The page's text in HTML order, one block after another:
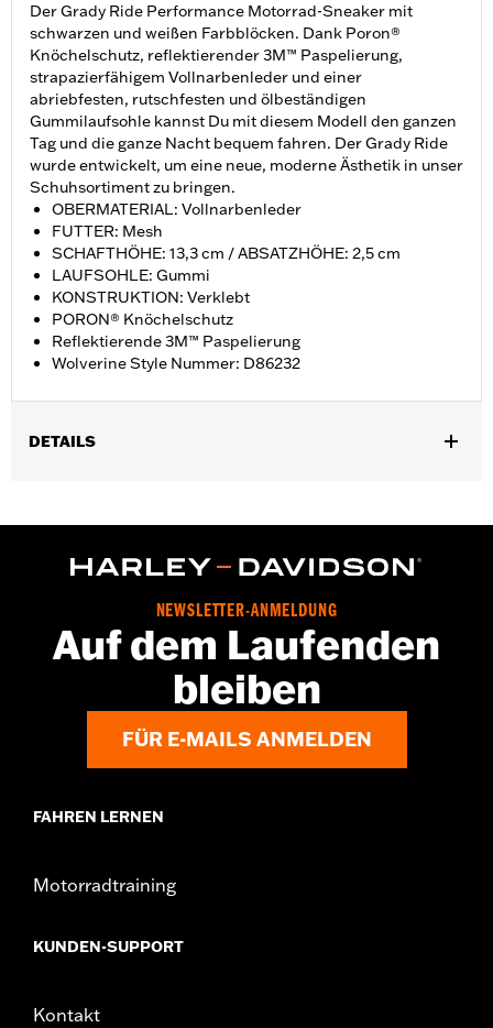
Der Grady Ride Performance Motorrad-Sneaker mit
schwarzen und weißen Farbblöcken. Dank Poron®
Knöchelschutz, reflektierender 3M™ Paspelierung,
strapazierfähigem Vollnarbenleder und einer
abriebfesten, rutschfesten und ölbeständigen
Gummilaufsohle kannst Du mit diesem Modell den ganzen
Tag und die ganze Nacht bequem fahren. Der Grady Ride
wurde entwickelt, um eine neue, moderne Ästhetik in unser
Schuhsortiment zu bringen.
OBERMATERIAL: Vollnarbenleder
FUTTER: Mesh
SCHAFTHÖHE: 13,3 cm / ABSATZHÖHE: 2,5 cm
LAUFSOHLE: Gummi
KONSTRUKTION: Verklebt
PORON® Knöchelschutz
Reflektierende 3M™ Paspelierung
Wolverine Style Nummer: D86232
DETAILS
GARANTIE:Wolverine Worldwide Herstellergarantie – Alle
Herkunft:Importiert
Dimension Description:SCHAFTHÖHE: 13,3 cm /
ABSATZHÖHE: 2,5 cm
NEWSLETTER-ANMELDUNG
Auf dem Laufenden
bleiben
FÜR E-MAILS ANMELDEN
FAHREN LERNEN
Motorradtraining
KUNDEN-SUPPORT
Kontakt